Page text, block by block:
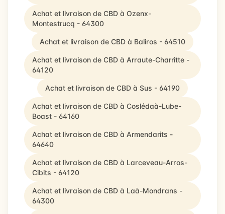
Achat et livraison de CBD à Ozenx-
Montestrucq - 64300
Achat et livraison de CBD à Baliros - 64510
Achat et livraison de CBD à Arraute-Charritte -
64120
Achat et livraison de CBD à Sus - 64190
Achat et livraison de CBD à Coslédaà-Lube-
Boast - 64160
Achat et livraison de CBD à Armendarits -
64640
Achat et livraison de CBD à Larceveau-Arros-
Cibits - 64120
Achat et livraison de CBD à Laà-Mondrans -
64300